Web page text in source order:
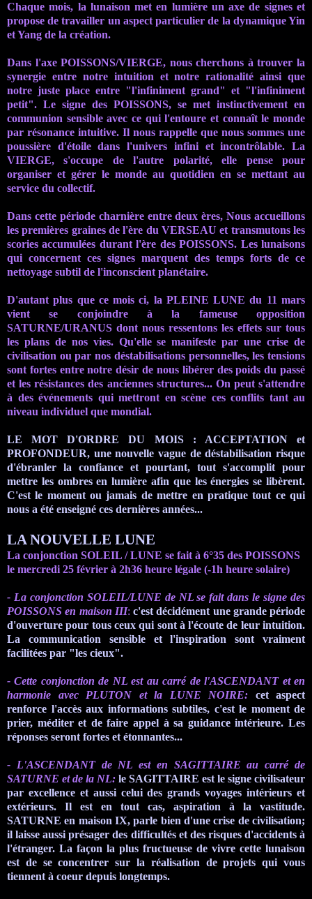
Chaque mois, la lunaison met en lumière un axe de signes et
propose de travailler un aspect particulier de la dynamique Yin
et Yang de la création.
Dans l'axe POISSONS/VIERGE, nous cherchons à trouver la
synergie entre notre intuition et notre rationalité ainsi que
notre juste place entre "l'infiniment grand" et "l'infiniment
petit". Le signe des POISSONS, se met instinctivement en
communion sensible avec ce qui l'entoure et connaît le monde
par résonance intuitive. Il nous rappelle que nous sommes une
poussière d'étoile dans l'univers infini etincontrôlable. La
VIERGE, s'occupe de l'autre polarité, elle pense pour
organiser et gérer le monde au quotidien en se mettant au
service du collectif.
Dans cette période charnière entre deux ères, Nous accueillons
les premières graines del'ère du VERSEAU et transmutons les
scories accumulées durantl'ère des POISSONS. Les lunaisons
qui concernent ces signes marquent des temps forts de ce
nettoyage subtil de l'inconscient planétaire.
D'autant plus que ce mois ci, la PLEINE LUNE du 11 mars
vient se conjoindre à la fameuse opposition
SATURNE/URANUS dont nous ressentons les effets sur tous
les plans de nos vies. Qu'elle se manifeste par une crise de
civilisation ou par nos déstabilisationspersonnelles, les tensions
sont fortes entre notre désir de nous libérer des poids du passé
et les résistances des anciennes structures... On peuts'attendre
à des événements qui mettront en scène ces conflits tant au
niveau individuel que mondial.
LE MOT D'ORDRE DU MOIS : ACCEPTATION et
PROFONDEUR, une nouvelle vague de déstabilisation risque
d'ébranler la confiance et pourtant, tout s'accomplit pour
mettre les ombres en lumière afin que les énergies se libèrent.
C'est le moment ou jamais de mettre en pratique tout ce qui
nous a été enseigné ces dernières années...
LA NOUVELLE LUNE
La conjonction SOLEIL / LUNE se fait à 6°35 des POISSONS
le mercredi 25 février à 2h36 heure légale (-1h heure solaire)
- La conjonction SOLEIL/LUNE de NLse fait dans le signe des
POISSONS en maison III: c'estdécidément une grande période
d'ouverture pour tous ceux qui sont à l'écoute de leur intuition.
La communication sensibleet l'inspiration sont vraiment
facilitées par "les cieux".
- Cette conjonction de NLest au carré del'ASCENDANTet en
harmonie avec PLUTON et la LUNE NOIRE: cet aspect
renforce l'accès aux informations subtiles, c'est le moment de
prier, méditer et de faire appel à sa guidance intérieure. Les
réponses seront fortes et étonnantes...
- L'ASCENDANT de NL est en SAGITTAIRE au carré de
SATURNE et de la NL: le SAGITTAIRE est le signe civilisateur
par excellence et aussi celui des grands voyages intérieurs et
extérieurs. Il est en tout cas, aspiration à la vastitude.
SATURNEen maisonIX, parle bien d'une crise de civilisation;
il laisse aussi présager des difficultés et des risques d'accidents à
l'étranger. La façon la plus fructueuse de vivre cette lunaison
est de se concentrer sur la réalisation de projets qui vous
tiennent à coeur depuis longtemps.